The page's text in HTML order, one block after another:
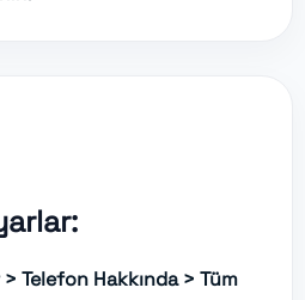
Telefon Hakkında > Tüm